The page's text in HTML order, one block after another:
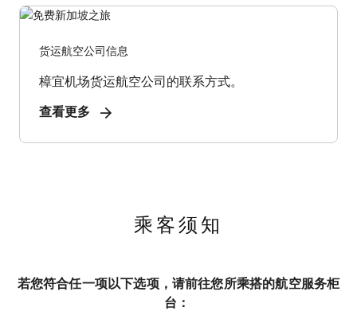
货运航空公司信息
樟宜机场货运航空公司的联系方式。
查看更多
乘客须知
若您符合任一项以下选项，请前往您所乘搭的航空服务柜
台：